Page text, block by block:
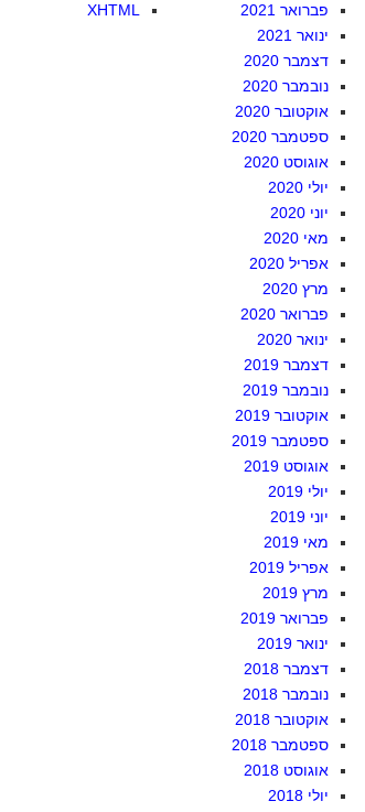
פברואר 2021
ינואר 2021
דצמבר 2020
נובמבר 2020
אוקטובר 2020
ספטמבר 2020
אוגוסט 2020
יולי 2020
יוני 2020
מאי 2020
אפריל 2020
מרץ 2020
פברואר 2020
ינואר 2020
דצמבר 2019
נובמבר 2019
אוקטובר 2019
ספטמבר 2019
אוגוסט 2019
יולי 2019
יוני 2019
מאי 2019
אפריל 2019
מרץ 2019
פברואר 2019
ינואר 2019
דצמבר 2018
נובמבר 2018
אוקטובר 2018
ספטמבר 2018
אוגוסט 2018
יולי 2018
XHTML